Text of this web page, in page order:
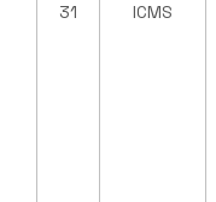
31 ICMS